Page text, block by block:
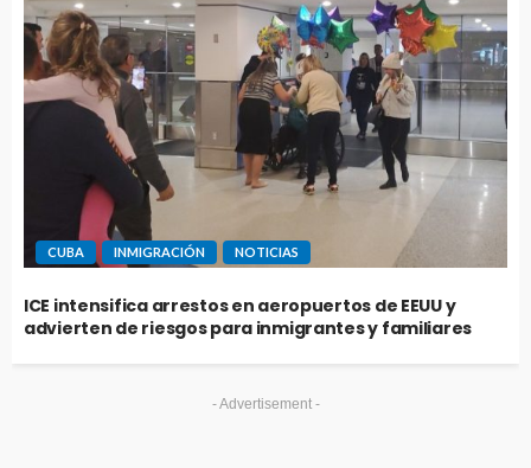
CUBA INMIGRACIÓN NOTICIAS
ICE intensifica arrestos en aeropuertos de EEUU y
advierten de riesgos para inmigrantes y familiares
- Advertisement -